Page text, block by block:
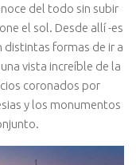
del todo sin subir
el sol. Desde allí -es
formas de ir a
vista increíble de la
coronados por
y los monumentos